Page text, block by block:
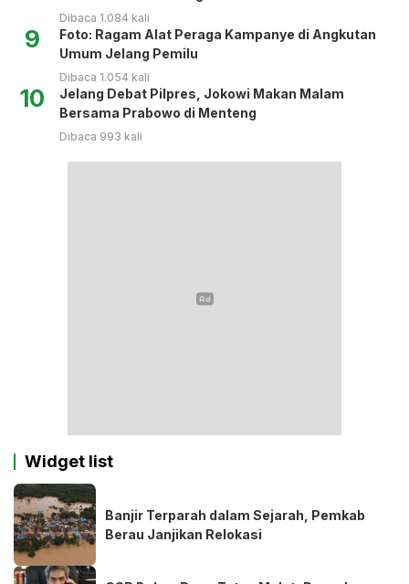
Dibaca 1.084 kali
9
Foto: Ragam Alat Peraga Kampanye di Angkutan
Umum Jelang Pemilu
Dibaca 1.054 kali
10
Jelang Debat Pilpres, Jokowi Makan Malam
Bersama Prabowo di Menteng
Dibaca 993 kali
Widget list
Banjir Terparah dalam Sejarah, Pemkab
Berau Janjikan Relokasi